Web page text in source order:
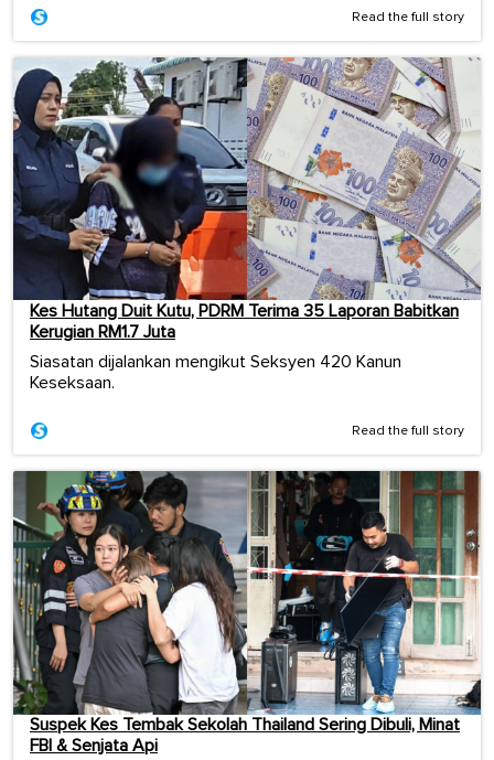
Read the full story
Kes Hutang Duit Kutu, PDRM Terima 35 Laporan Babitkan
Kerugian RM1.7 Juta
Siasatan dijalankan mengikut Seksyen 420 Kanun
Keseksaan.
Read the full story
Suspek Kes Tembak Sekolah Thailand Sering Dibuli, Minat
FBI & Senjata Api